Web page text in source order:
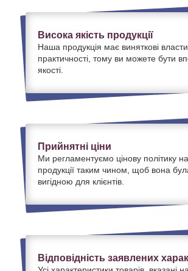
Висока якість продукції
Наша продукція має виняткові
практичності, тому ви можете бути
якості.
Прийнятні ціни
Ми регламентуємо цінову політику
продукції таким чином, щоб вона
вигідною для клієнтів.
Відповідність заявлених